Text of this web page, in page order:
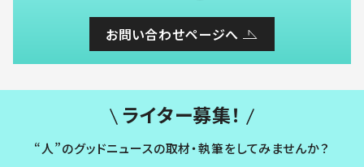
お問い合わせページへ
ライター募集！
“人”のグッドニュースの取材・執筆をしてみませんか？